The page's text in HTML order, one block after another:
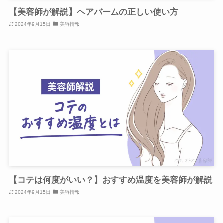
【美容師が解説】ヘアバームの正しい使い方
2024年9月15日 美容情報
【コテは何度がいい？】おすすめ温度を美容師が解説
2024年9月15日 美容情報